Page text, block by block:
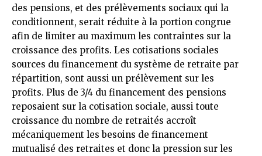
des pensions, et des prélèvements sociaux qui la
conditionnent, serait réduite à la portion congrue
afin de limiter au maximum les contraintes sur la
croissance des profits. Les cotisations sociales
sources du financement du système de retraite par
répartition, sont aussi un prélèvement sur les
profits. Plus de 3/4 du financement des pensions
reposaient sur la cotisation sociale, aussi toute
croissance du nombre de retraités accroît
mécaniquement les besoins de financement
mutualisé des retraites et donc la pression sur les